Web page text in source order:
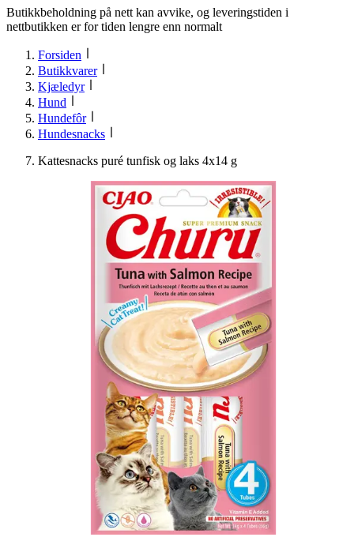
Butikkbeholdning på nett kan avvike, og leveringstiden i
nettbutikken er for tiden lengre enn normalt
Forsiden
Butikkvarer
Kjæledyr
Hund
Hundefôr
Hundesnacks
Kattesnacks puré tunfisk og laks 4x14 g